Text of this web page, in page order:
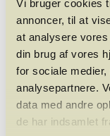
Vi bruger cookies
annoncer, til at
at analysere
din brug af vores
for sociale
analysepartnere.
data med andre
de har indsamlet